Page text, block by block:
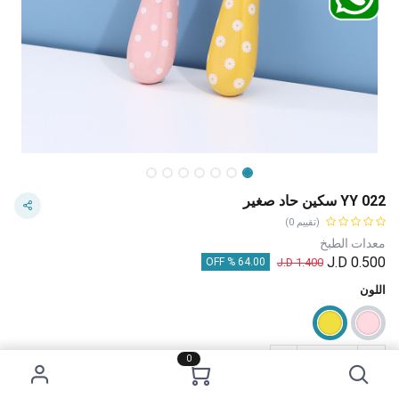
0
YY 022 سكين حاد صغير
(تقييم 0)
معدات الطبخ
0.500
1.400
J.D
64.00 % OFF
اللون